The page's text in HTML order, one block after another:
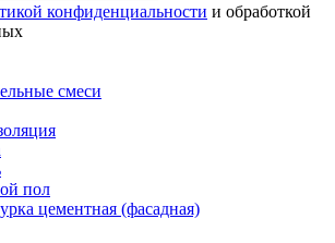
конфиденциальности и обработкой
смеси
пол
цементная (фасадная)